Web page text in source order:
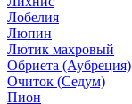
Лобелия
Люпин
Лютик махровый
Обриета (Аубреция)
Очиток (Седум)
Пион